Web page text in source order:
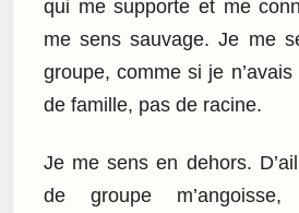
qui me supporte et me
me sens sauvage. Je me
groupe, comme si je
de famille, pas de racine.
Je me sens en dehors.
de groupe m’angoisse,